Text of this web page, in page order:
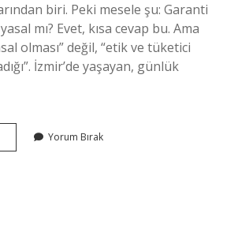
biri. Peki mesele şu: Garanti
mı? Evet, kısa cevap bu. Ama
olması” değil, “etik ve tüketici
İzmir’de yaşayan, günlük
yıllık
Yorum Bırak